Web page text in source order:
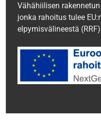
Vähähiilisen
jonka rahoitus tulee
elpymisvälineestä